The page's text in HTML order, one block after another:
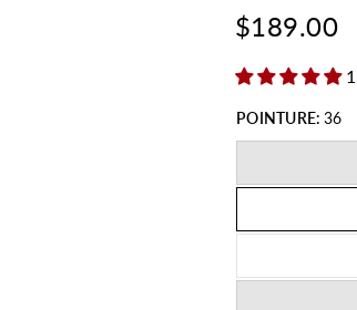
$189.00
POINTURE: 36